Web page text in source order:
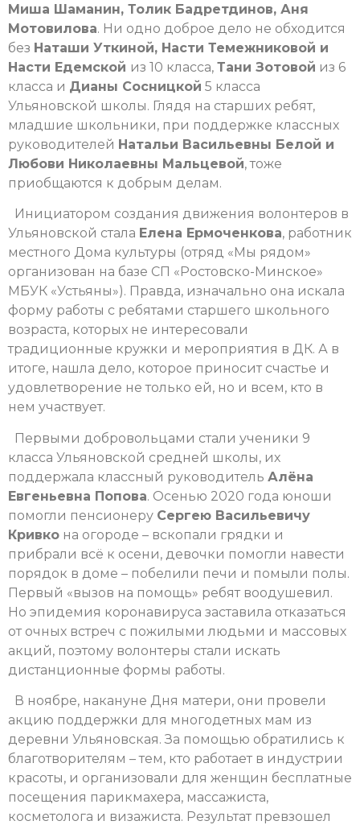
Миша Шаманин, Толик Бадретдинов, Аня
Мотовилова. Ни одно доброе дело не обходится
без Наташи Уткиной, Насти Темежниковой и
Насти Едемской из 10 класса, Тани Зотовой из 6
класса и Дианы Сосницкой 5 класса
Ульяновской школы. Глядя на старших ребят,
младшие школьники, при поддержке классных
руководителей Натальи Васильевны Белой и
Любови Николаевны Мальцевой, тоже
приобщаются к добрым делам.
Инициатором создания движения волонтеров в
Ульяновской стала Елена Ермоченкова, работник
местного Дома культуры (отряд «Мы рядом»
организован на базе СП «Ростовско-Минское»
МБУК «Устьяны»). Правда, изначально она искала
форму работы с ребятами старшего школьного
возраста, которых не интересовали
традиционные кружки и мероприятия в ДК. А в
итоге, нашла дело, которое приносит счастье и
удовлетворение не только ей, но и всем, кто в
нем участвует.
Первыми добровольцами стали ученики 9
класса Ульяновской средней школы, их
поддержала классный руководитель Алёна
Евгеньевна Попова. Осенью 2020 года юноши
помогли пенсионеру Сергею Васильевичу
Кривко на огороде – вскопали грядки и
прибрали всё к осени, девочки помогли навести
порядок в доме – побелили печи и помыли полы.
Первый «вызов на помощь» ребят воодушевил.
Но эпидемия коронавируса заставила отказаться
от очных встреч с пожилыми людьми и массовых
акций, поэтому волонтеры стали искать
дистанционные формы работы.
В ноябре, накануне Дня матери, они провели
акцию поддержки для многодетных мам из
деревни Ульяновская. За помощью обратились к
благотворителям – тем, кто работает в индустрии
красоты, и организовали для женщин бесплатные
посещения парикмахера, массажиста,
косметолога и визажиста. Результат превзошел